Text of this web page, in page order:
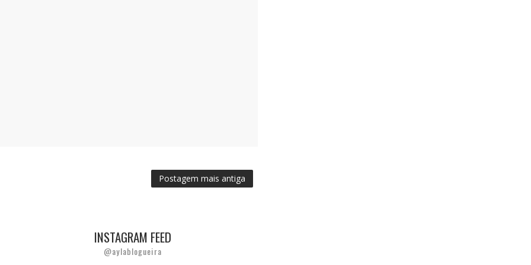
Postagem mais antiga
INSTAGRAM FEED
@aylablogueira